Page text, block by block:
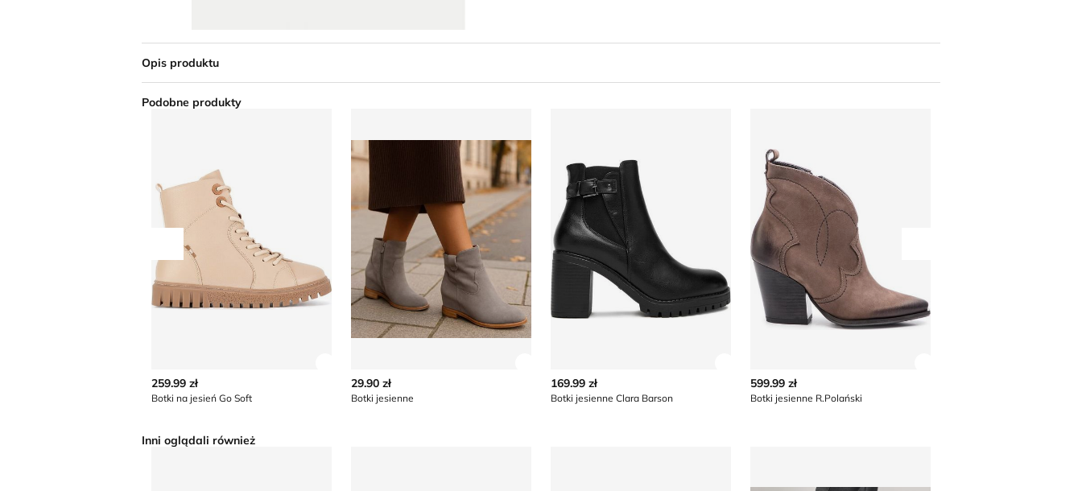
Opis produktu
Podobne produkty
Przesuń w lewo
259.99 zł
Botki na jesień Go Soft
29.90 zł
Botki jesienne
169.99 zł
Botki jesienne Clara Barson
599.99 zł
Botki jesienne R.Polański
Inni oglądali również